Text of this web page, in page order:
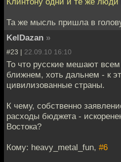
Та же мысль пришла в
KelDazan »
#23 | 22.09.10 16:10
То что русские мешают всем
ближнем, хоть дальнем - к
цивилизованные страны.
К чему, собственно
расходы бюджета -
Востока?
Кому: heavy_metal_fun, #6